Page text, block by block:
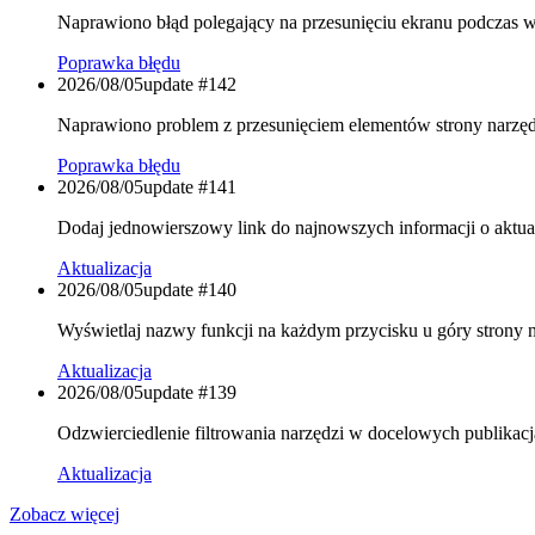
Naprawiono błąd polegający na przesunięciu ekranu podczas
Poprawka błędu
2026/08/05update #142
Naprawiono problem z przesunięciem elementów strony
Poprawka błędu
2026/08/05update #141
Dodaj jednowierszowy link do najnowszych informacji o
Aktualizacja
2026/08/05update #140
Wyświetlaj nazwy funkcji na każdym przycisku u góry strony
Aktualizacja
2026/08/05update #139
Odzwierciedlenie filtrowania narzędzi w docelowych
Aktualizacja
Zobacz więcej